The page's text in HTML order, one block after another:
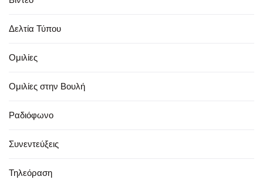
Δελτία Τύπου
Ομιλίες
Ομιλίες στην Βουλή
Ραδιόφωνο
Συνεντεύξεις
Τηλεόραση